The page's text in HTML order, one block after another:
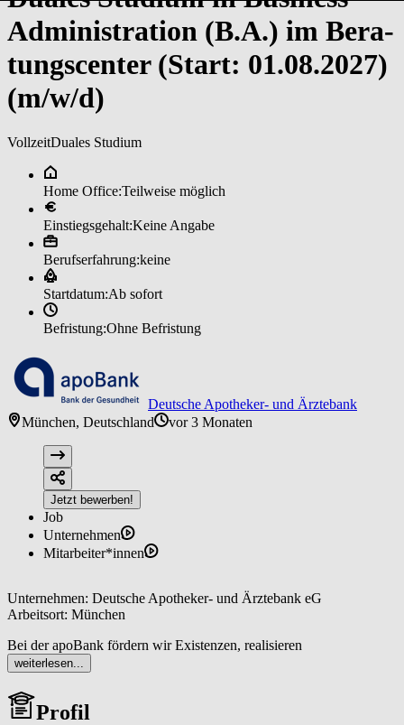
Ad­mi­nis­tra­ti­on (B.A.) im Be­ra­
tungs­cen­ter (Star­t: 01.08.2027)
(m/w/d)
VollzeitDuales Studium
Home Office:Teilweise möglich
Einstiegsgehalt:Keine Angabe
Berufserfahrung:keine
Startdatum:Ab sofort
Befristung:Ohne Befristung
Deutsche Apotheker- und Ärztebank
München, Deutschland
vor 3 Monaten
Jetzt bewerben!
Job
Unternehmen
Mitarbeiter*innen
Unternehmen: Deutsche Apotheker- und Ärztebank eG
Arbeitsort: München
Bei der apoBank fördern wir Existenzen, realisieren
zukunftsweisende Projekte und sind ein starker und zuverlässiger
Partner für den deutschen Gesundheitsmarkt. Wir sind die größte
Bank für alle akademischen Heilberuflerinnen und Heilberufler in
Deutschland.
weiterlesen...
Profil